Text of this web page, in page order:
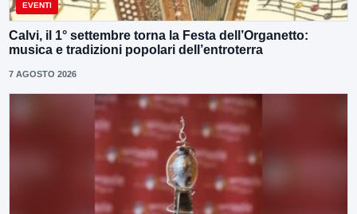
EVENTI
Calvi, il 1° settembre torna la Festa dell’Organetto:
musica e tradizioni popolari dell’entroterra
7 AGOSTO 2026